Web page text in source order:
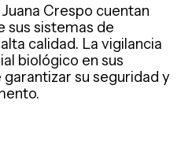
Crespo cuentan
sus sistemas de
calidad. La vigilancia
biológico en sus
su seguridad y